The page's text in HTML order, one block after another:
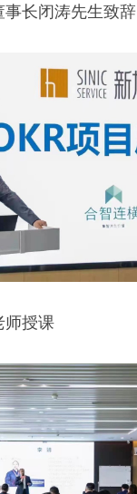
长闭涛先生致辞
师授课